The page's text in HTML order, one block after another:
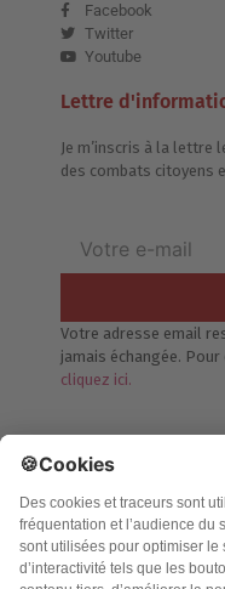
Facebook
Twitter
Youtube
Lettre
Je m’inscris à la
des combats citoyens
Votre adresse email
jamais échangée.
cliquez ici.